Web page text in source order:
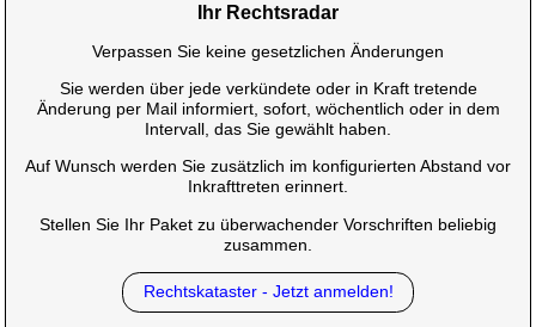
Ihr Rechtsradar
Verpassen Sie keine gesetzlichen Änderungen
Sie werden über jede verkündete oder in Kraft tretende
Änderung per Mail informiert, sofort, wöchentlich oder in dem
Intervall, das Sie gewählt haben.
Auf Wunsch werden Sie zusätzlich im konfigurierten Abstand vor
Inkrafttreten erinnert.
Stellen Sie Ihr Paket zu überwachender Vorschriften beliebig
zusammen.
Rechtskataster - Jetzt anmelden!